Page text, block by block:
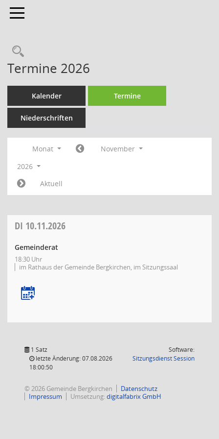
Toggle navigation
Termine 2026
Kalender Termine
Niederschriften
Monat
November
2026
Aktuell
DI 10.11.2026
Gemeinderat
18:30 Uhr
im Rathaus der Gemeinde Bergkirchen, im Sitzungssaal
1 Satz
letzte Änderung: 07.08.2026
18:00:50
Software:
SitzungsdienstSession(Wird in
© 2026 Gemeinde Bergkirchen
Datenschutz
Impressum
Umsetzung:digitalfabrix GmbH